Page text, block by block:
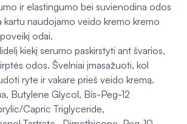
ir elastingumo bei suvienodina odos
kartu naudojamo veido kremo kremo
odai.
kiekį serumo paskirstyti ant švarios,
odos. Švelniai įmasažuoti, kol
ryte ir vakare prieš veido kremą.
Butylene Glycol, Bis-Peg-12
Capric Triglyceride,